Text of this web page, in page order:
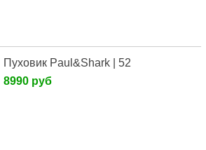
Пуховик Paul&Shark | 52
8990 руб